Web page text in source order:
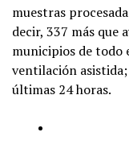
muestras
decir, 337 más que
municipios de todo
ventilación
últimas 24 horas.